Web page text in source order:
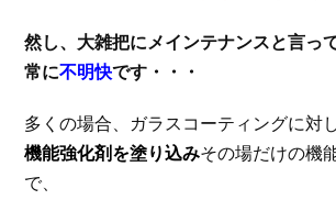
然し、大雑把にメインテナンスと言っ
常に不明快です・・・
多くの場合、ガラスコーティングに対
機能強化剤を塗り込みその場だけの機
で、